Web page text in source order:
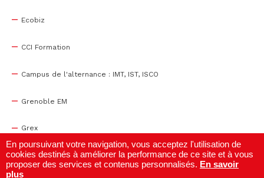
Ecobiz
CCI Formation
Campus de l'alternance : IMT, IST, ISCO
Grenoble EM
Grex
WTC Grenoble
En poursuivant votre navigation, vous acceptez l'utilisation de
cookies destinés à améliorer la performance de ce site et à vous
proposer des services et contenus personnalisés. En savoir
plus